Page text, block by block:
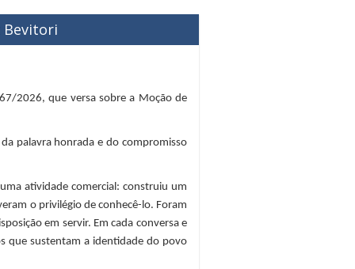
Bevitori
2026, que versa sobre a Moção de
palavra honrada e do compromisso
atividade comercial: construiu um
o privilégio de conhecê-lo. Foram
em servir. Em cada conversa e
que sustentam a identidade do povo